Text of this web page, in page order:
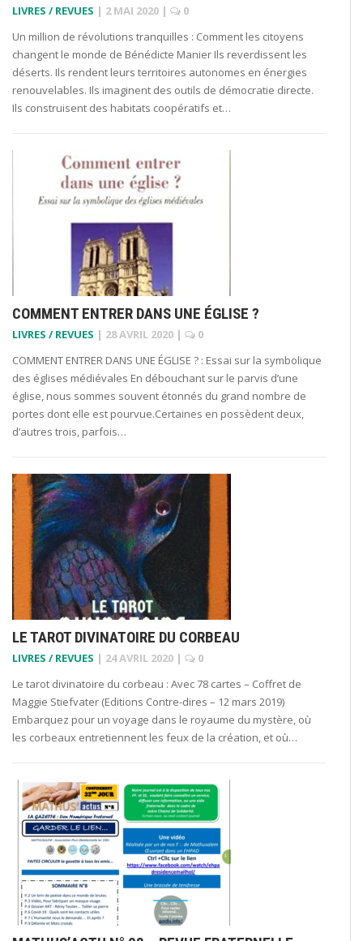
LIVRES / REVUES | 2 MAI 2020 |
0
Un million de révolutions tranquilles : Comment les citoyens
changent le monde de Bénédicte Manier Ils reverdissent les
déserts. Ils rendent leurs territoires autonomes en énergies
renouvelables. Ils imaginent des outils de démocratie directe.
Ils construisent des habitats coopératifs et…
COMMENT ENTRER DANS UNE ÉGLISE ?
LIVRES / REVUES | 28 AVRIL 2020 |
0
COMMENT ENTRER DANS UNE ÉGLISE ? : Essai sur la symbolique
des églises médiévales En débouchant sur le parvis d’une
église, nous sommes souvent étonnés du grand nombre de
portes dont elle est pourvue.Certaines en possèdent deux,
d’autres trois, parfois…
LE TAROT DIVINATOIRE DU CORBEAU
LIVRES / REVUES | 24 AVRIL 2020 |
0
Le tarot divinatoire du corbeau : Avec 78 cartes – Coffret de
Maggie Stiefvater (Editions Contre-dires – 12 mars 2019)
Embarquez pour un voyage dans le royaume du mystère, où
les corbeaux entretiennent les feux de la création, et où…